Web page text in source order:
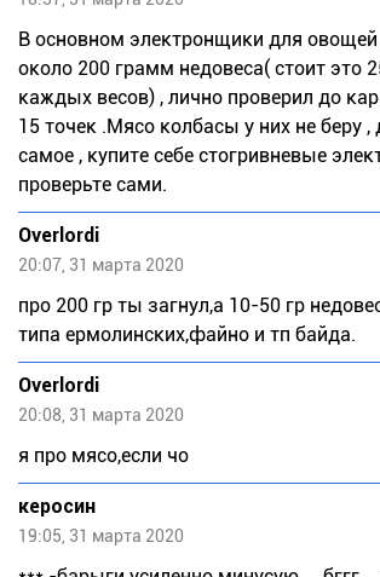
В основном электронщики для
около 200 грамм недовеса( стоит это
каждых весов) , лично проверил до
15 точек .Мясо колбасы у них не беру
самое , купите себе стогривневые
проверьте сами.
Overlordi
20:07, 31 марта 2020
про 200 гр ты загнул,а 10-50 гр
типа ермолинских,файно и тп байда.
Overlordi
20:08, 31 марта 2020
я про мясо,если чо
керосин
19:05, 31 марта 2020